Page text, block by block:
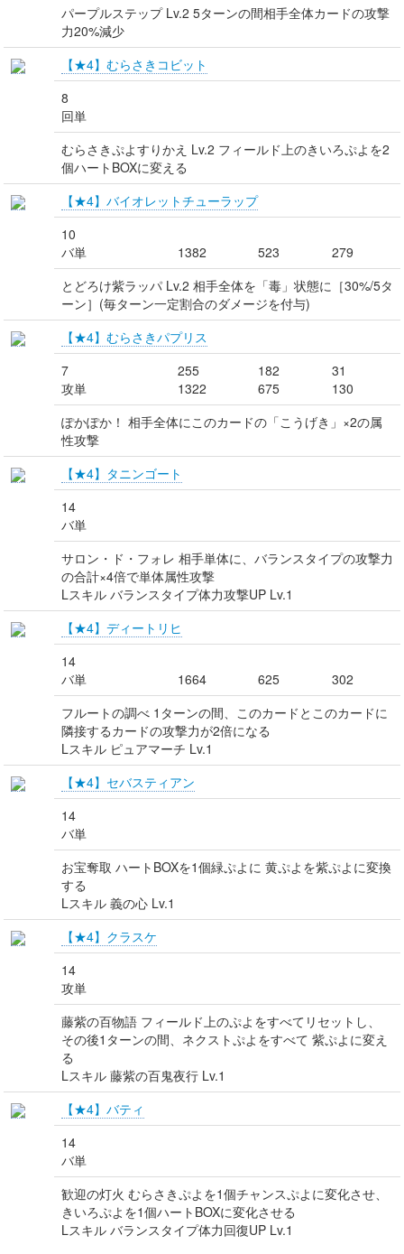
パープルステップ Lv.2 5ターンの間相手全体カードの攻撃
力20%減少
【★4】むらさきコビット
8
回単
むらさきぷよすりかえ Lv.2 フィールド上のきいろぷよを2
個ハートBOXに変える
【★4】バイオレットチューラップ
10
バ単
1382 523
279
とどろけ紫ラッパ Lv.2 相手全体を「毒」状態に［30%/5タ
ーン］(毎ターン一定割合のダメージを付与)
【★4】むらさきパプリス
7
攻単
255
1322
182
675
31
130
ぽかぽか！ 相手全体にこのカードの「こうげき」×2の属
性攻撃
【★4】タニンゴート
14
バ単
サロン・ド・フォレ 相手単体に、バランスタイプの攻撃力
の合計×4倍で単体属性攻撃
Lスキル バランスタイプ体力攻撃UP Lv.1
【★4】ディートリヒ
14
バ単
1664 625
302
フルートの調べ 1ターンの間、このカードとこのカードに
隣接するカードの攻撃力が2倍になる
Lスキル ピュアマーチ Lv.1
【★4】セバスティアン
14
バ単
お宝奪取 ハートBOXを1個緑ぷよに 黄ぷよを紫ぷよに変換
する
Lスキル 義の心 Lv.1
【★4】クラスケ
14
攻単
藤紫の百物語 フィールド上のぷよをすべてリセットし、
その後1ターンの間、ネクストぷよをすべて 紫ぷよに変え
る
Lスキル 藤紫の百鬼夜行 Lv.1
【★4】バティ
14
バ単
歓迎の灯火 むらさきぷよを1個チャンスぷよに変化させ、
きいろぷよを1個ハートBOXに変化させる
Lスキル バランスタイプ体力回復UP Lv.1